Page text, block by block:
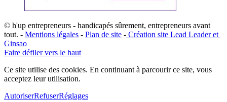
© h'up entrepreneurs - handicapés sûrement, entrepreneurs avant
tout. - Mentions légales - Plan de site - ​Création site ​​Lead Leader​ et ​
G​insao
Faire défiler vers le haut
Ce site utilise des cookies. En continuant à parcourir ce site, vous
acceptez leur utilisation.
AutoriserRefuserRéglages